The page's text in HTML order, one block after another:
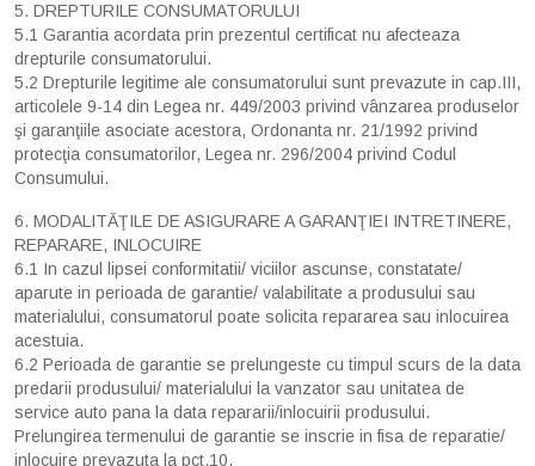
5. DREPTURILE CONSUMATORULUI
5.1 Garantia acordata prin prezentul certificat nu afecteaza
drepturile consumatorului.
5.2 Drepturile legitime ale consumatorului sunt prevazute in cap.III,
articolele 9-14 din Legea nr. 449/2003 privind vânzarea produselor
şi garanţiile asociate acestora, Ordonanta nr. 21/1992 privind
protecţia consumatorilor, Legea nr. 296/2004 privind Codul
Consumului.
6. MODALITĂŢILE DE ASIGURARE A GARANŢIEI INTRETINERE,
REPARARE, INLOCUIRE
6.1 In cazul lipsei conformitatii/ viciilor ascunse, constatate/
aparute in perioada de garantie/ valabilitate a produsului sau
materialului, consumatorul poate solicita repararea sau inlocuirea
acestuia.
6.2 Perioada de garantie se prelungeste cu timpul scurs de la data
predarii produsului/ materialului la vanzator sau unitatea de
service auto pana la data repararii/inlocuirii produsului.
Prelungirea termenului de garantie se inscrie in fisa de reparatie/
inlocuire prevazuta la pct.10.